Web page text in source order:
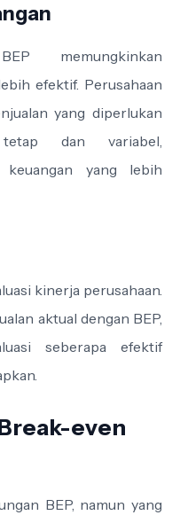
memungkinkan
efektif. Perusahaan
yang diperlukan
dan variabel,
keuangan yang lebih
kinerja perusahaan.
aktual dengan BEP,
seberapa efektif
even
BEP, namun yang